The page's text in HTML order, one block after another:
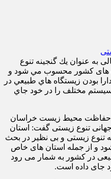
به عنوان يك گنجينه تنوع
های كشور محسوب مي شود و
بودن زيستگاه هاي طبيعي در
مختلف را در خود جاي
حفاظت محیط زیست خراسان
تنوع زیستی گفت: استان
تنوع زیستی و بی نظیر در بحث
و از جمله استان های خاص
در کشور به شمار می رود
جای داده است.